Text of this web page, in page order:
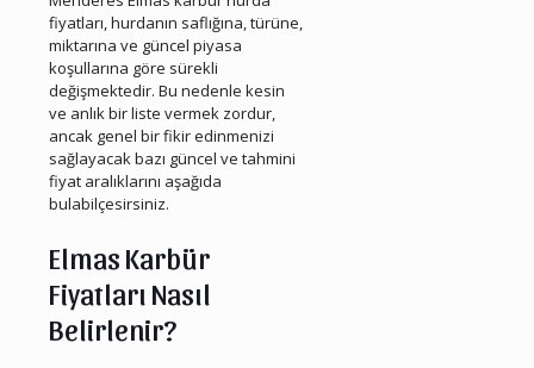
fiyatları, hurdanın saflığına, türüne,
miktarına ve güncel piyasa
koşullarına göre sürekli
değişmektedir. Bu nedenle kesin
ve anlık bir liste vermek zordur,
ancak genel bir fikir edinmenizi
sağlayacak bazı güncel ve tahmini
fiyat aralıklarını aşağıda
bulabilçesirsiniz.
Elmas Karbür
Fiyatları Nasıl
Belirlenir?